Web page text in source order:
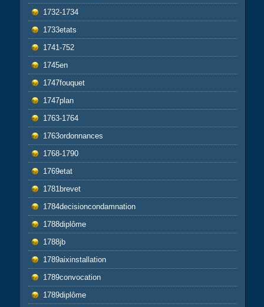
1732-1734
1733etats
1741-752
1745en
1747fouquet
1747plan
1763-1764
1763ordonnances
1768-1790
1769etat
1781brevet
1784decisioncondamnation
1788diplôme
1788jb
1789aixinstallation
1789convocation
1789diplôme